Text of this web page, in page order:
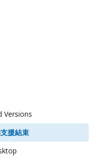
Versions
援結束